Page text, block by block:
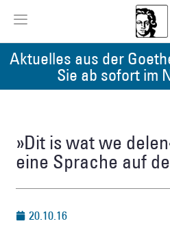
Aktuelles aus der
Sie ab sofort im
»Dit is wat we
eine Sprache auf
20.10.16